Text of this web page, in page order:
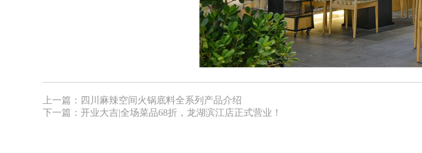
上一篇： 四川麻辣空间火锅底料全系列产品介绍
下一篇： 开业大吉|全场菜品68折，龙湖滨江店正式营业！